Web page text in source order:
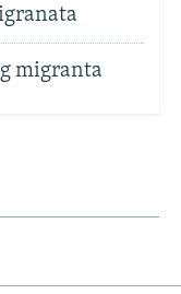
migranta